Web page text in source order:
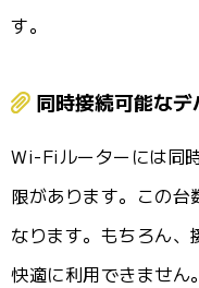
す。
同時接続可能な
Wi-Fiルーターには同
限があります。この
なります。もちろん、
快適に利用できません